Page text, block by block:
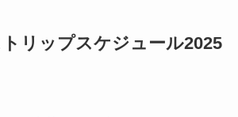
リップスケジュール2025